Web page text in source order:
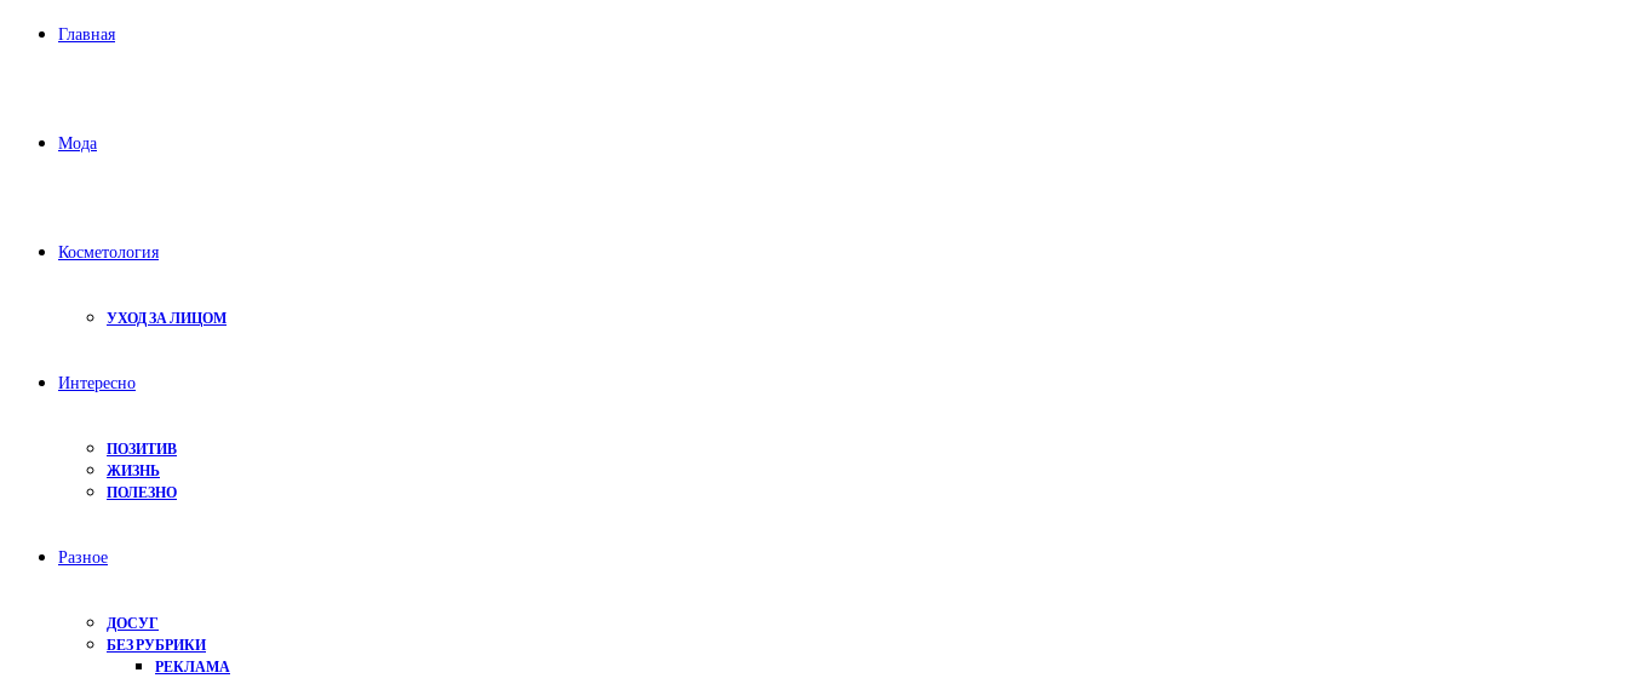
Главная
Мода
Косметология
УХОД ЗА ЛИЦОМ
Интересно
ПОЗИТИВ
ЖИЗНЬ
ПОЛЕЗНО
Разное
ДОСУГ
БЕЗ РУБРИКИ
РЕКЛАМА